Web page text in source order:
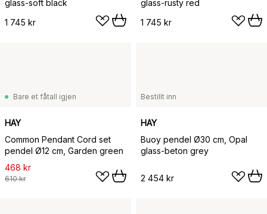
glass-soft black
1 745 kr
glass-rusty red
1 745 kr
Bare et fåtall igjen
HAY
Common Pendant Cord set
pendel Ø12 cm, Garden green
468 kr
610 kr
Bestillt inn
HAY
Buoy pendel Ø30 cm, Opal
glass-beton grey
2 454 kr